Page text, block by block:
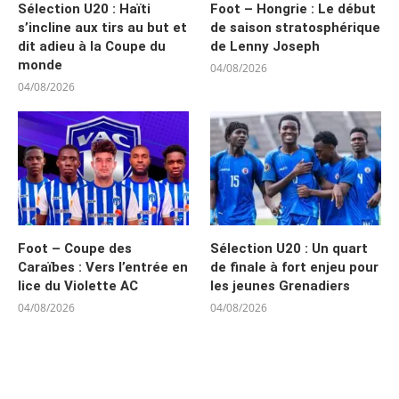
Sélection U20 : Haïti
s’incline aux tirs au but et
dit adieu à la Coupe du
monde
04/08/2026
Foot – Hongrie : Le début
de saison stratosphérique
de Lenny Joseph
04/08/2026
Foot – Coupe des
Caraïbes : Vers l’entrée en
lice du Violette AC
04/08/2026
Sélection U20 : Un quart
de finale à fort enjeu pour
les jeunes Grenadiers
04/08/2026